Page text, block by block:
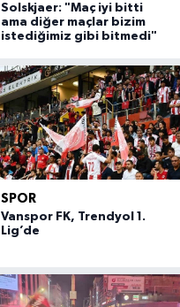
Solskjaer: "Maç iyi bitti
ama diğer maçlar bizim
istediğimiz gibi bitmedi"
SPOR
Vanspor FK, Trendyol 1.
Lig’de